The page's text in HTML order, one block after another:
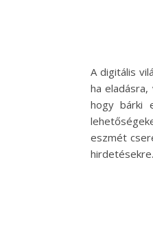
A digitális
ha
hogy bárki
eszmét